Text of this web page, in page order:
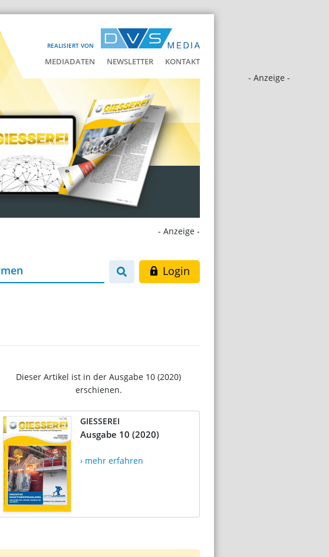
REALISIERT VON
MEDIADATEN NEWSLETTER KONTAKT
- Anzeige -
- Anzeige -
Login
Dieser Artikel ist in der Ausgabe 10 (2020)
erschienen.
GIESSEREI
Ausgabe 10 (2020)
› mehr erfahren